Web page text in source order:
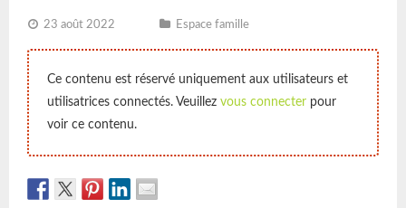
23 août 2022 Espace famille
Ce contenu est réservé uniquement aux utilisateurs et
utilisatrices connectés. Veuillez vous connecter pour
voir ce contenu.